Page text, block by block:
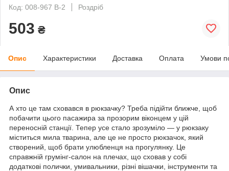
Код: 008-967 B-2
Роздріб
503 ₴
Опис Характеристики Доставка Оплата Умови
Опис
А хто це там сховався в рюкзачку? Треба підійти ближче, щоб
побачити цього пасажира за прозорим віконцем у цій
переносній станції. Тепер усе стало зрозуміло — у рюкзаку
міститься мила тварина, але це не просто рюкзачок, який
створений, щоб брати улюбленця на прогулянку. Це
справжній грумінг-салон на плечах, що сховав у собі
додаткові полички, умивальники, різні вішачки, інструменти та